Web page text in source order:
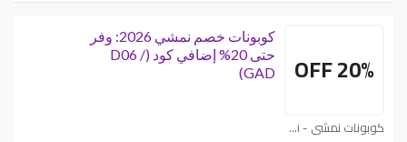
20% OFF
كوبونات نمشي - Namshi
كوبونات خصم نمشي 2026: وفر
حتى 20% إضافي كود (D06 /
GAD)